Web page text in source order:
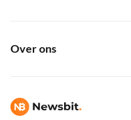
Over ons